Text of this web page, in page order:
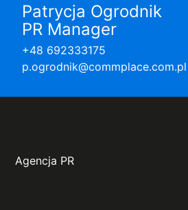
Patrycja Ogrodnik
PR Manager
+48 692333175
p.ogrodnik@commplace.com.pl
Agencja PR